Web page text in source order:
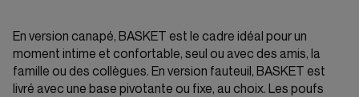
En version canapé, BASKET est le cadre idéal pour un
moment intime et confortable, seul ou avec des amis, la
famille ou des collègues. En version fauteuil, BASKET est
livré avec une base pivotante ou fixe, au choix. Les poufs